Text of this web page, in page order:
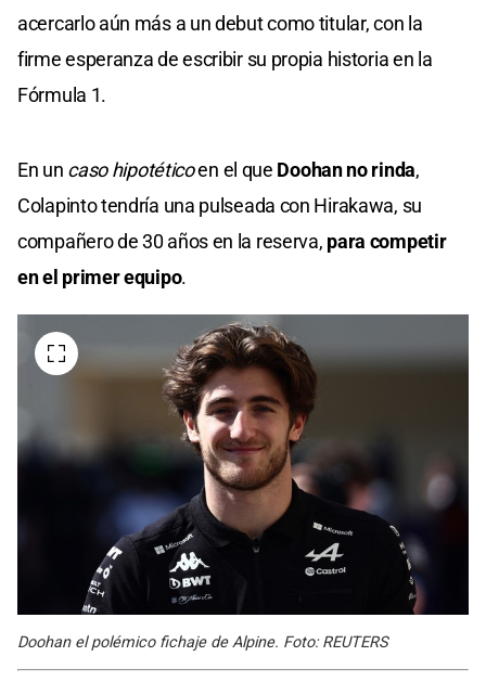
acercarlo aún más a un debut como titular, con la
firme esperanza de escribir su propia historia en la
Fórmula 1.
En un caso hipotéticoen el que Doohan no rinda,
Colapinto tendría una pulseada con Hirakawa, su
compañero de 30 años en la reserva, para competir
en el primer equipo.
Doohan el polémico fichaje de Alpine. Foto: REUTERS